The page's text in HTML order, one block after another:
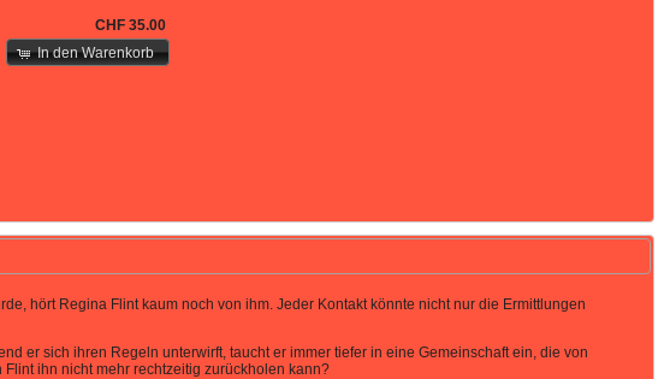
CHF 35.00
In den Warenkorb
hört Regina Flint kaum noch von ihm. Jeder Kontakt könnte nicht nur die Ermittlungen
er sich ihren Regeln unterwirft, taucht er immer tiefer in eine Gemeinschaft ein, die von
ihn nicht mehr rechtzeitig zurückholen kann?